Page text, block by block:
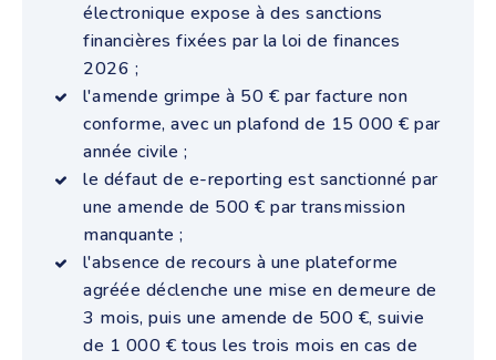
électronique expose à des sanctions
financières fixées par la loi de finances
2026 ;
l'amende grimpe à 50 € par facture non
conforme, avec un plafond de 15 000 € par
année civile ;
le défaut de e-reporting est sanctionné par
une amende de 500 € par transmission
manquante ;
l'absence de recours à une plateforme
agréée déclenche une mise en demeure de
3 mois, puis une amende de 500 €, suivie
de 1 000 € tous les trois mois en cas de